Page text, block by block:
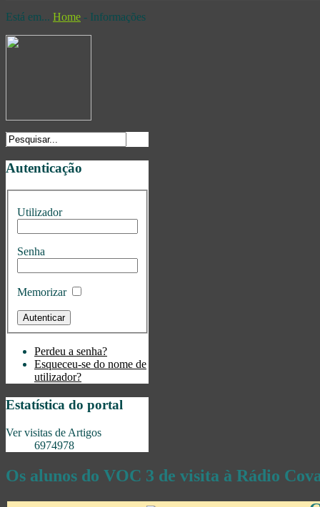
Está em... Home - Informações
Autenticação
Utilizador
Senha
Memorizar
Perdeu a senha?
Esqueceu-se do nome de
utilizador?
Estatística do portal
Ver visitas de Artigos
6974978
Os alunos do VOC 3 de visita à Rádio